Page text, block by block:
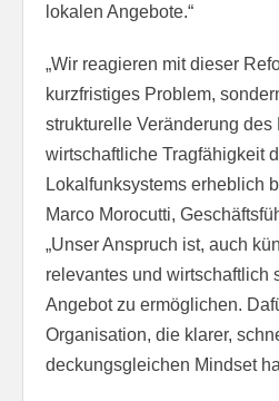
lokalen Angebote.“
„Wir reagieren mit dieser
kurzfristiges Problem,
strukturelle Veränderung des
wirtschaftliche Tragfähigkeit
Lokalfunksystems erheblich
Marco Morocutti,
„Unser Anspruch ist, auch
relevantes und wirtschaftlich
Angebot zu ermöglichen.
Organisation, die klarer,
deckungsgleichen Mindset